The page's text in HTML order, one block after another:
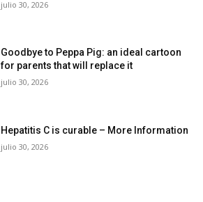
julio 30, 2026
Goodbye to Peppa Pig: an ideal cartoon
for parents that will replace it
julio 30, 2026
Hepatitis C is curable – More Information
julio 30, 2026